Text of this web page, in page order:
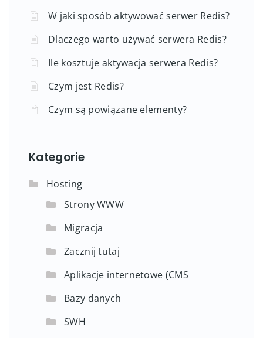
W jaki sposób aktywować serwer Redis?
Dlaczego warto używać serwera Redis?
Ile kosztuje aktywacja serwera Redis?
Czym jest Redis?
Czym są powiązane elementy?
Kategorie
Hosting
Strony WWW
Migracja
Zacznij tutaj
Aplikacje internetowe (CMS
Bazy danych
SWH